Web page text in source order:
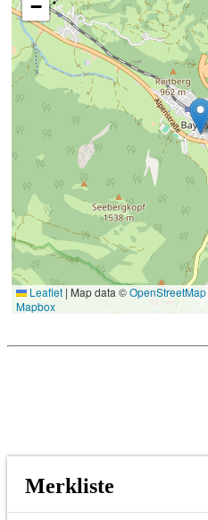
−
Leaflet | Map data ©OpenStreetMap
Mapbox
Merkliste